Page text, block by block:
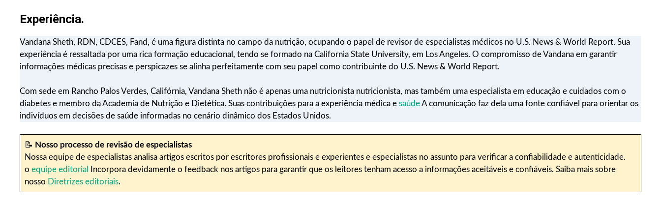
Experiência.
Vandana Sheth, RDN, CDCES, Fand, é uma figura distinta no campo da nutrição, ocupando o papel de revisor de especialistas médicos no U.S. News & World Report. Sua
experiência é ressaltada por uma rica formação educacional, tendo se formado na California State University, em Los Angeles. O compromisso de Vandana em garantir
informações médicas precisas e perspicazes se alinha perfeitamente com seu papel como contribuinte do U.S. News & World Report.
Com sede em Rancho Palos Verdes, Califórnia, Vandana Sheth não é apenas uma nutricionista nutricionista, mas também uma especialista em educação e cuidados com o
diabetes e membro da Academia de Nutrição e Dietética. Suas contribuições para a experiência médica e saúdeA comunicação faz dela uma fonte confiável para orientar os
indivíduos em decisões de saúde informadas no cenário dinâmico dos Estados Unidos.
📝 Nosso processo de revisão de especialistas
Nossa equipe de especialistas analisa artigos escritos por escritores profissionais e experientes e especialistas no assunto para verificar a confiabilidade e autenticidade.
o equipe editorial
Incorpora devidamente o feedback nos artigos para garantir que os leitores tenham acesso a informações aceitáveis e confiáveis. Saiba mais sobre
nosso Diretrizes editoriais.